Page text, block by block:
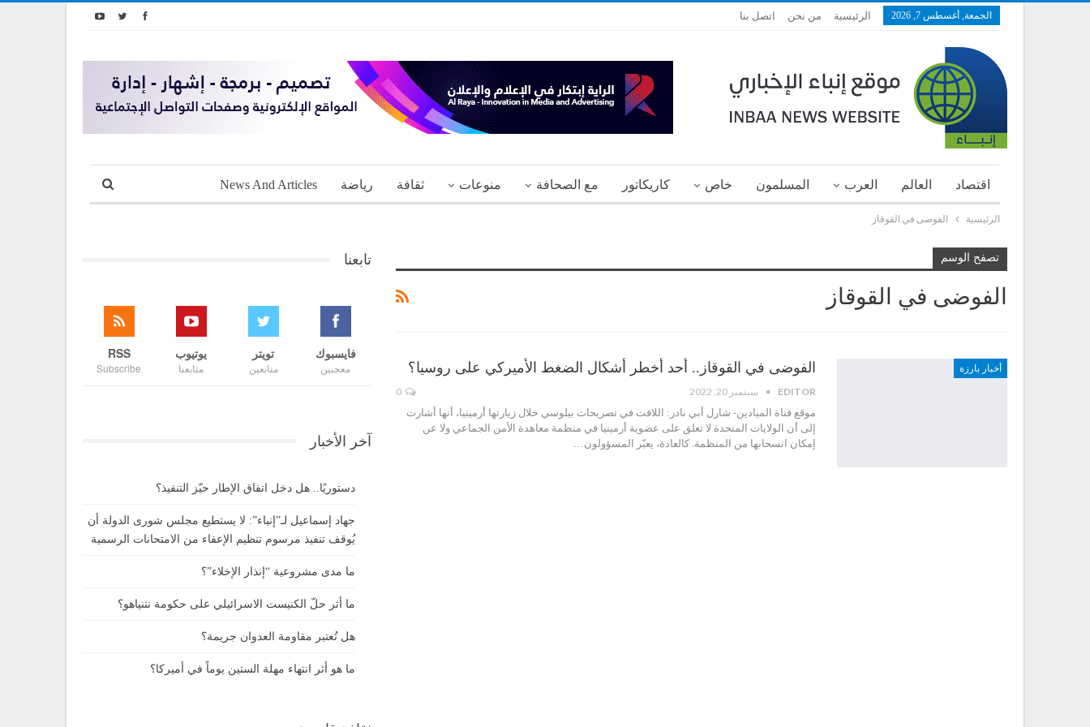
الجمعة, أغسطس 7, 2026 الرئيسية من نحن اتصل بنا
اقتصاد العالم العرب المسلمون خاص كاريكاتور مع الصحافة منوعات ثقافة رياضة News And Articles
الرئيسية الفوضى في القوقاز
تصفح الوسم
الفوضى في القوقاز
أخبار بارزة الفوضى في القوقاز.. أحد أخطر أشكال الضغط الأميركي على روسيا؟
EDITOR سبتمبر 20, 2022
موقع قناة الميادين- شارل أبي نادر: اللافت في تصريحات بيلوسي خلال زيارتها أرمينيا، أنها أشارت
إلى أن الولايات المتحدة لا تعلق على عضوية أرمينيا في منظمة معاهدة الأمن الجماعي ولا عن
إمكان انسحابها من المنظمة. كالعادة، يعبّر المسؤولون…
تابعنا
فايسبوك
معجبين
تويتر
متابعين
يوتيوب
متابعنا
RSS
Subscribe
آخر الأخبار
دستوريًا.. هل دخل اتفاق الإطار حيّز التنفيذ؟
جهاد إسماعيل لـ”إنباء”: لا يستطيع مجلس شورى الدولة أن
يُوقف تنفيذ مرسوم تنظيم الإعفاء من الامتحانات الرسمية
ما مدى مشروعية “إنذار الإخلاء”؟
ما أثر حلّ الكنيست الاسرائيلي على حكومة نتنياهو؟
هل تُعتبر مقاومة العدوان جريمة؟
ما هو أثر انتهاء مهلة الستين يوماً في أميركا؟